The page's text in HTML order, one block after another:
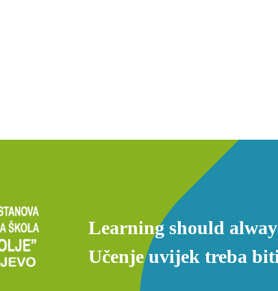
Learning should
Učenje uvijek treba